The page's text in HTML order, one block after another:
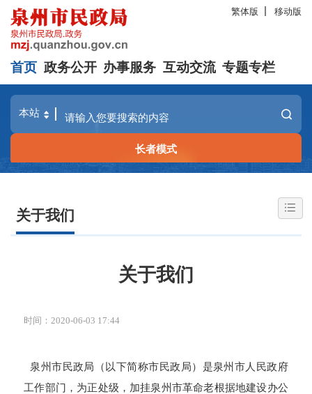
繁体版 移动版
首页 政务公开 办事服务 互动交流 专题专栏
长者模式
关于我们
关于我们
时间：2020-06-03 17:44
泉州市民政局（以下简称市民政局）是泉州市人民政府
工作部门，为正处级，加挂泉州市革命老根据地建设办公